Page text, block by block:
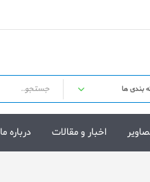
اخبار و مقالات درباره ما